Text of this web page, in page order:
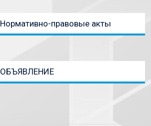
Нормативно-правовые акты
ОБЪЯВЛЕНИЕ